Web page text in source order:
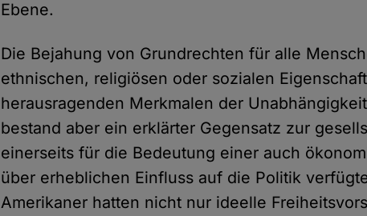
Ebene.
Die Bejahung von Grundrechten für alle
ethnischen, religiösen oder sozialen
herausragenden Merkmalen der
bestand aber ein erklärter Gegensatz zur
einerseits für die Bedeutung einer auch
über erheblichen Einfluss auf die Politik
Amerikaner hatten nicht nur ideelle